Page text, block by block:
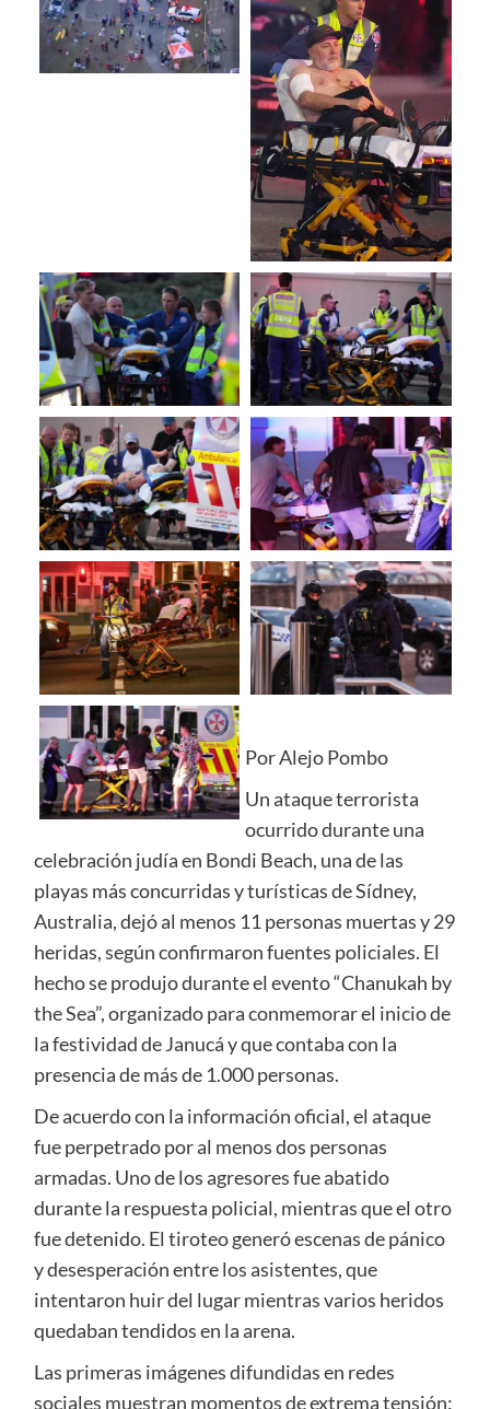
Por Alejo Pombo
Un ataque terrorista
ocurrido durante una
celebración judía en Bondi Beach, una de las
playas más concurridas y turísticas de Sídney,
Australia, dejó al menos 11 personas muertas y 29
heridas, según confirmaron fuentes policiales. El
hecho se produjo durante el evento “Chanukah by
the Sea”, organizado para conmemorar el inicio de
la festividad de Janucá y que contaba con la
presencia de más de 1.000 personas.
De acuerdo con la información oficial, el ataque
fue perpetrado por al menos dos personas
armadas. Uno de los agresores fue abatido
durante la respuesta policial, mientras que el otro
fue detenido. El tiroteo generó escenas de pánico
y desesperación entre los asistentes, que
intentaron huir del lugar mientras varios heridos
quedaban tendidos en la arena.
Las primeras imágenes difundidas en redes
sociales muestran momentos de extrema tensión: